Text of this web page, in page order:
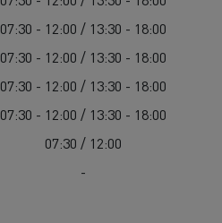
07:30 - 12:00 / 13:30 - 18:00
07:30 - 12:00 / 13:30 - 18:00
07:30 - 12:00 / 13:30 - 18:00
07:30 - 12:00 / 13:30 - 18:00
07:30 / 12:00
-